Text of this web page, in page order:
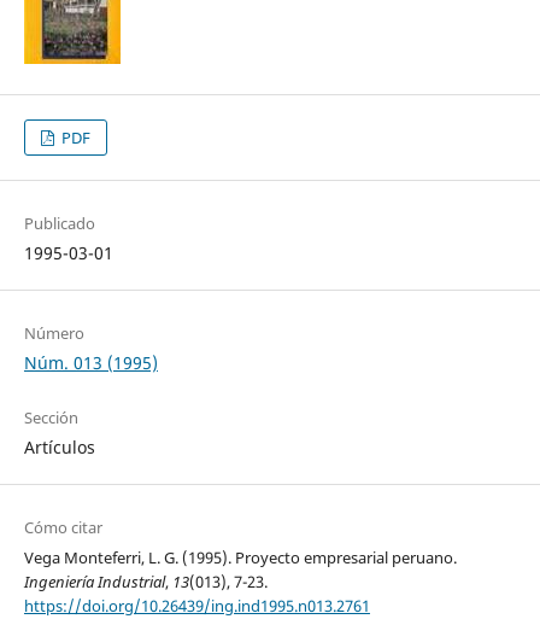
PDF
Publicado
1995-03-01
Número
Núm. 013 (1995)
Sección
Artículos
Cómo citar
Vega Monteferri, L. G. (1995). Proyecto empresarial peruano.
Ingeniería Industrial, 13(013), 7-23.
https://doi.org/10.26439/ing.ind1995.n013.2761